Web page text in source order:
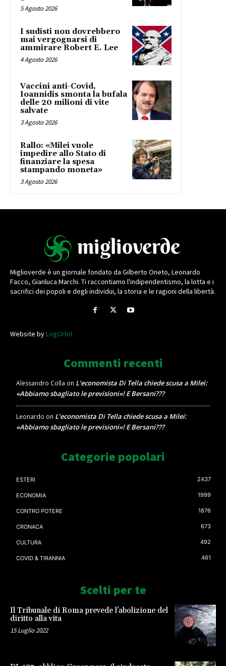
5 Agosto 2026
I sudisti non dovrebbero
mai vergognarsi di
ammirare Robert E. Lee
4 Agosto 2026
Vaccini anti-Covid,
Ioannidis smonta la bufala
delle 20 milioni di vite
salvate
3 Agosto 2026
Rallo: «Milei vuole
impedire allo Stato di
finanziare la spesa
stampando moneta»
3 Agosto 2026
Miglioverde è un giornale fondato da Gilberto Oneto, Leonardo
Facco, Gianluca Marchi. Ti raccontiamo l'indipendentismo, la lotta e i
sacrifici dei popoli e degli individui, la storia e le ragioni della libertà.
Website byLogOrbit
Commenti recenti
Alessandro Colla on L’economista Di Tella chiede scusa a Milei:
«Abbiamo sbagliato le previsioni»! E Bersani???
Leonardo on L’economista Di Tella chiede scusa a Milei:
«Abbiamo sbagliato le previsioni»! E Bersani???
Categorie popolari
ESTERI 2437
ECONOMIA 1999
CONTRO POTERE 1876
CRONACA 673
CULTURA 492
COVID & TIRANNIA 461
Scelti per te
Il Tribunale di Roma prevede l’abolizione del
diritto alla vita
15 Luglio 2022